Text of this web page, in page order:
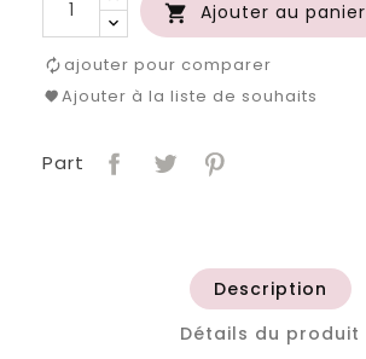
 Ajouter au panier
ajouter pour comparer
Ajouter à la liste de souhaits
Part
Description
Détails du produit